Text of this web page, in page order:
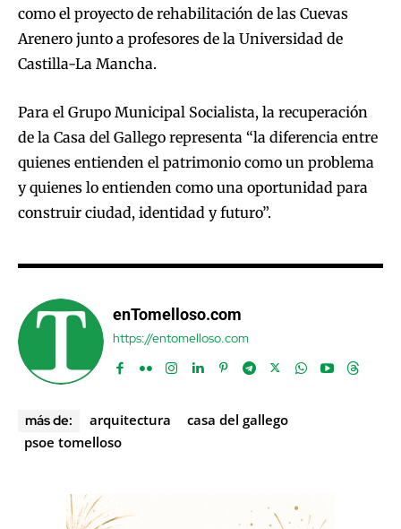
como el proyecto de rehabilitación de las Cuevas
Arenero junto a profesores de la Universidad de
Castilla-La Mancha.
Para el Grupo Municipal Socialista, la recuperación
de la Casa del Gallego representa “la diferencia entre
quienes entienden el patrimonio como un problema
y quienes lo entienden como una oportunidad para
construir ciudad, identidad y futuro”.
enTomelloso.com
https://entomelloso.com
más de: arquitectura
casa del gallego
psoe tomelloso